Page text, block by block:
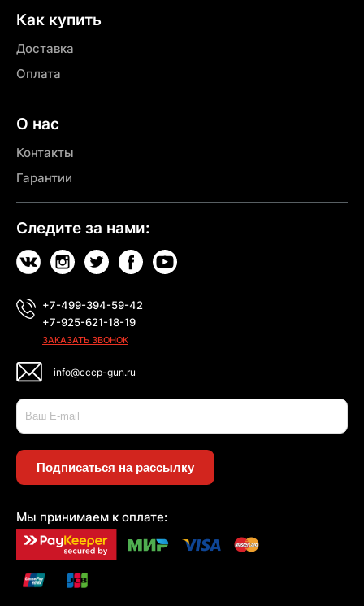
Как купить
Доставка
Оплата
О нас
Контакты
Гарантии
Следите за нами:
+7-499-394-59-42
+7-925-621-18-19
ЗАКАЗАТЬ ЗВОНОК
info@cccp-gun.ru
Подписаться на рассылку
Мы принимаем к оплате: